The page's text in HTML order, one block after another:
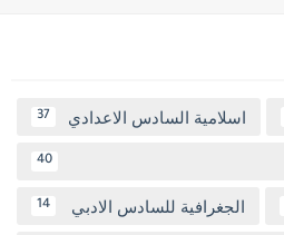
اسلامية السادس الاعدادي 37
40
الجغرافية للسادس الادبي 14